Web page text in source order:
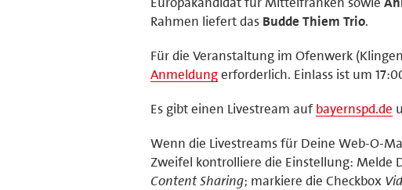
Rahmen liefert das Budde Thiem Trio.
Für die Veranstaltung im Ofenwerk
Anmeldungerforderlich. Einlass ist um
Es gibt einen Livestream aufbayernspd.de
Wenn die Livestreams für Deine Web-O-
Zweifel kontrolliere die Einstellung: Melde
Content Sharing; markiere die Checkbox